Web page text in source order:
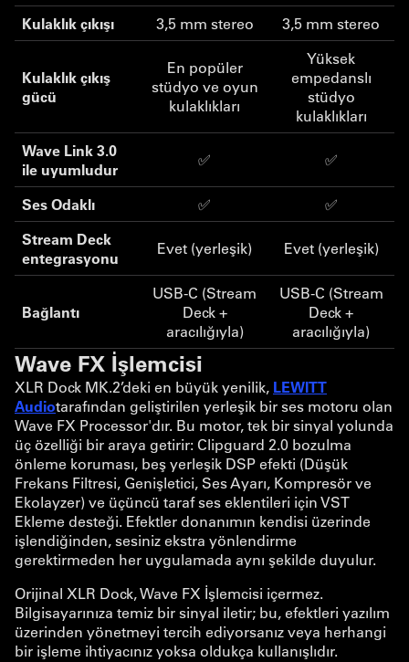
Kulaklık çıkışı
3,5 mm stereo 3,5 mm stereo
Kulaklık çıkış
gücü
En popüler
stüdyo ve oyun
kulaklıkları
Yüksek
empedanslı
stüdyo
kulaklıkları
Wave Link 3.0
ile uyumludur
✅ ✅
Ses Odaklı ✅
✅
Stream Deck
entegrasyonu
Evet (yerleşik) Evet (yerleşik)
Bağlantı
USB-C (Stream
Deck +
aracılığıyla)
USB-C (Stream
Deck +
aracılığıyla)
Wave FX İşlemcisi
XLR Dock MK.2’deki en büyük yenilik, LEWITT
Audiotarafından geliştirilen yerleşik bir ses motoru olan
Wave FX Processor'dır. Bu motor, tek bir sinyal yolunda
üç özelliği bir araya getirir: Clipguard 2.0 bozulma
önleme koruması, beş yerleşik DSP efekti (Düşük
Frekans Filtresi, Genişletici, Ses Ayarı, Kompresör ve
Ekolayzer) ve üçüncü taraf ses eklentileri için VST
Ekleme desteği. Efektler donanımın kendisi üzerinde
işlendiğinden, sesiniz ekstra yönlendirme
gerektirmeden her uygulamada aynı şekilde duyulur.
Orijinal XLR Dock, Wave FX İşlemcisi içermez.
Bilgisayarınıza temiz bir sinyal iletir; bu, efektleri yazılım
üzerinden yönetmeyi tercih ediyorsanız veya herhangi
bir işleme ihtiyacınız yoksa oldukça kullanışlıdır.